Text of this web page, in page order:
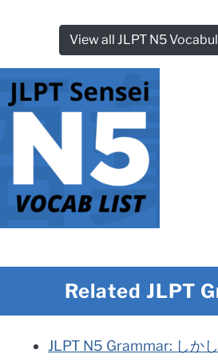
View all JLPT N5
Related JLPT
JLPT N5 Grammar: しか